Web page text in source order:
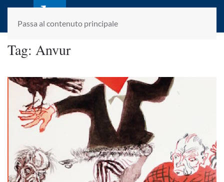
Passa al contenuto principale
laletteraturaenoi.it
fondato da Romano Luperini
Tag: Anvur